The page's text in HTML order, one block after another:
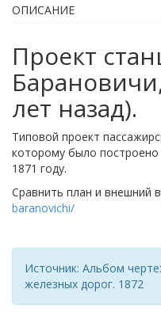
ОПИСАНИЕ
Проект
лет назад).
Типовой проект
которому было построено
1871 году.
Сравнить план и внешний
baranovichi/
Источник: Альбом
железных дорог. 1872